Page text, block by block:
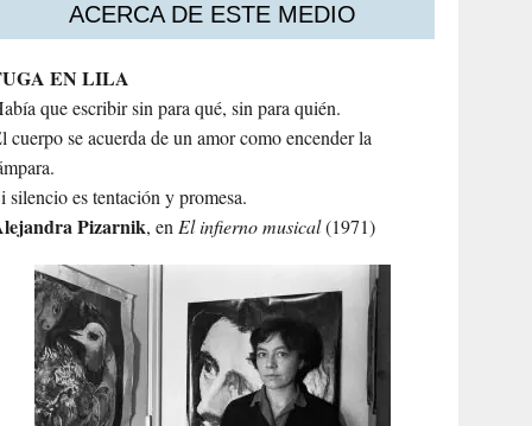
ACERCA DE ESTE MEDIO
EN LILA
que escribir sin para qué, sin para quién.
cuerpo se acuerda de un amor como encender la
silencio es tentación y promesa.
Pizarnik, enEl infierno musical(1971)